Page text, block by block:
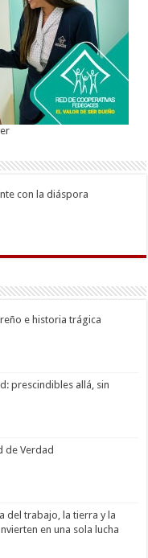
con la diáspora
e historia trágica
prescindibles allá, sin
de Verdad
del trabajo, la tierra y la
en una sola lucha